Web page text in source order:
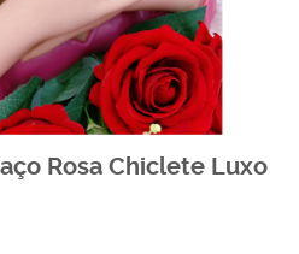
Rosa Chiclete Luxo